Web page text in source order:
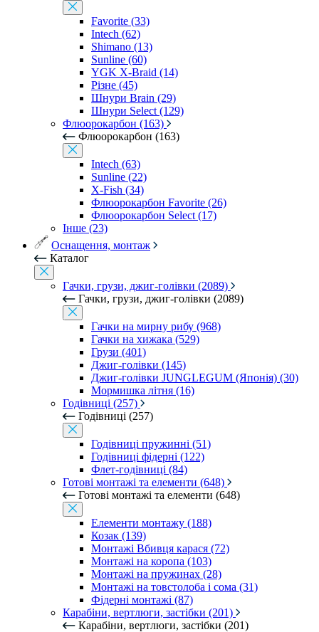
Favorite (33)
Intech (62)
Shimano (13)
Sunline (60)
YGK X-Braid (14)
Різне (45)
Шнури Brain (29)
Шнури Select (129)
Флюорокарбон (163)
Флюорокарбон (163)
Intech (63)
Sunline (22)
X-Fish (34)
Флюорокарбон Favorite (26)
Флюорокарбон Select (17)
Інше (23)
Оснащення, монтаж
Каталог
Гачки, грузи, джиг-голівки (2089)
Гачки, грузи, джиг-голівки (2089)
Гачки на мирну рибу (968)
Гачки на хижака (529)
Грузи (401)
Джиг-голівки (145)
Джиг-голівки JUNGLEGUM (Японія) (30)
Мормишка літня (16)
Годівниці (257)
Годівниці (257)
Годівниці пружинні (51)
Годівниці фідерні (122)
Флет-годівниці (84)
Готові монтажі та елементи (648)
Готові монтажі та елементи (648)
Елементи монтажу (188)
Козак (139)
Монтажі Вбивця карася (72)
Монтажі на коропа (103)
Монтажі на пружинах (28)
Монтажі на товстолоба і сома (31)
Фідерні монтажі (87)
Карабіни, вертлюги, застібки (201)
Карабіни, вертлюги, застібки (201)